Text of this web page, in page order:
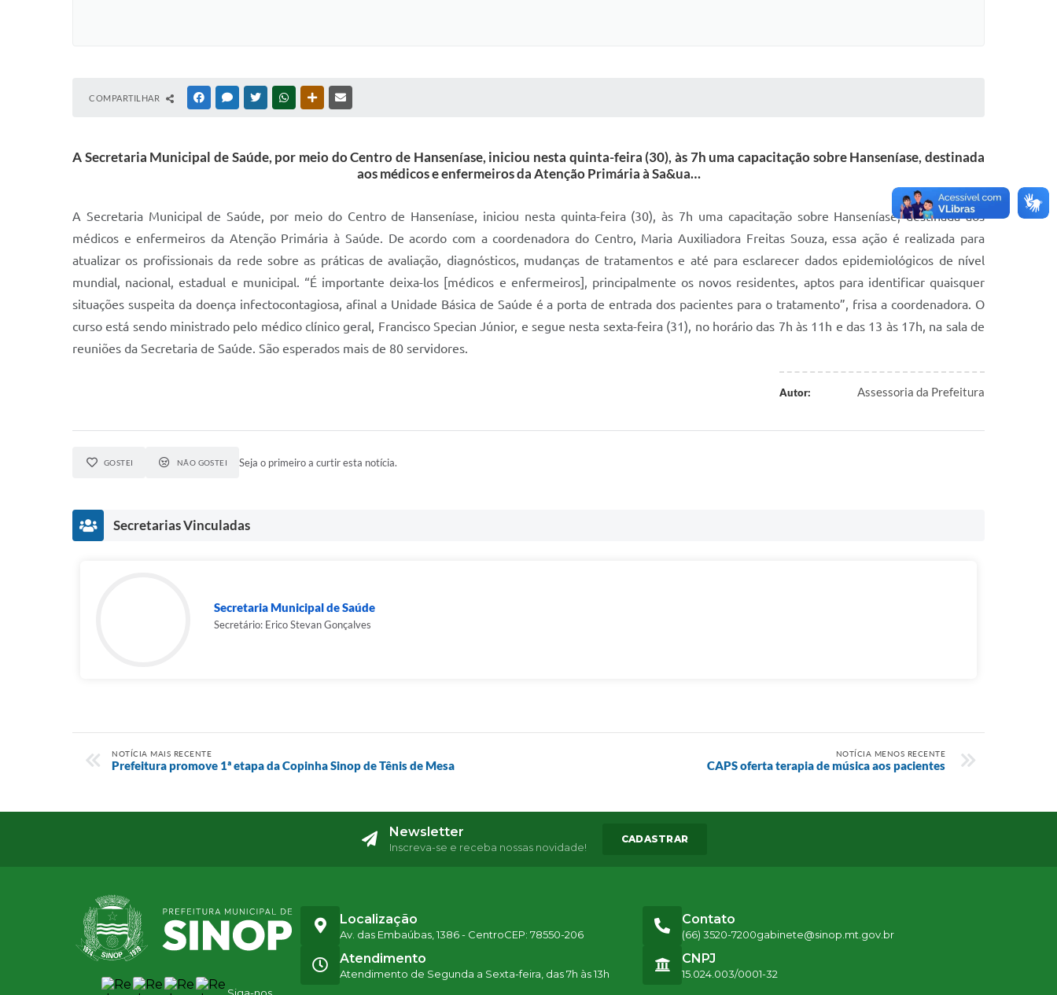
COMPARTILHAR FACEBOOKMESSENGER
TWITTERWHATSAPPOUTRAS MÍDIAS
A Secretaria Municipal de Saúde, por meio do Centro de Hanseníase, iniciou nesta quinta-feira (30), às 7h uma capacitação sobre Hanseníase, destinada
aos médicos e enfermeiros da Atenção Primária à Sa&ua…
A Secretaria Municipal de Saúde, por meio do Centro de Hanseníase, iniciou nesta quinta-feira (30), às 7h uma capacitação sobre Hanseníase, destinada aos
médicos e enfermeiros da Atenção Primária à Saúde. De acordo com a coordenadora do Centro, Maria Auxiliadora Freitas Souza, essa ação é realizada para
atualizar os profissionais da rede sobre as práticas de avaliação, diagnósticos, mudanças de tratamentos e até para esclarecer dados epidemiológicos de nível
mundial, nacional, estadual e municipal. “É importante deixa-los [médicos e enfermeiros], principalmente os novos residentes, aptos para identificar quaisquer
situações suspeita da doença infectocontagiosa, afinal a Unidade Básica de Saúde é a porta de entrada dos pacientes para o tratamento”, frisa a coordenadora. O
curso está sendo ministrado pelo médico clínico geral, Francisco Specian Júnior, e segue nesta sexta-feira (31), no horário das 7h às 11h e das 13 às 17h, na sala de
reuniões da Secretaria de Saúde. São esperados mais de 80 servidores.
Autor: Assessoria da Prefeitura
GOSTEI NÃO GOSTEI Seja o primeiro a curtir esta notícia.
Secretarias Vinculadas
Secretaria Municipal de Saúde
Secretário: Erico Stevan Gonçalves
NOTÍCIA MAIS RECENTE
Prefeitura promove 1ª etapa da Copinha Sinop de Tênis de Mesa
NOTÍCIA MENOS RECENTE
CAPS oferta terapia de música aos pacientes
Newsletter
Inscreva-se e receba nossas novidade!
CADASTRAR
Localização
Av. das Embaúbas, 1386 - CentroCEP: 78550-206
Contato
(66) 3520-7200gabinete@sinop.mt.gov.br
Atendimento
Atendimento de Segunda a Sexta-feira, das 7h às 13h
CNPJ
15.024.003/0001-32